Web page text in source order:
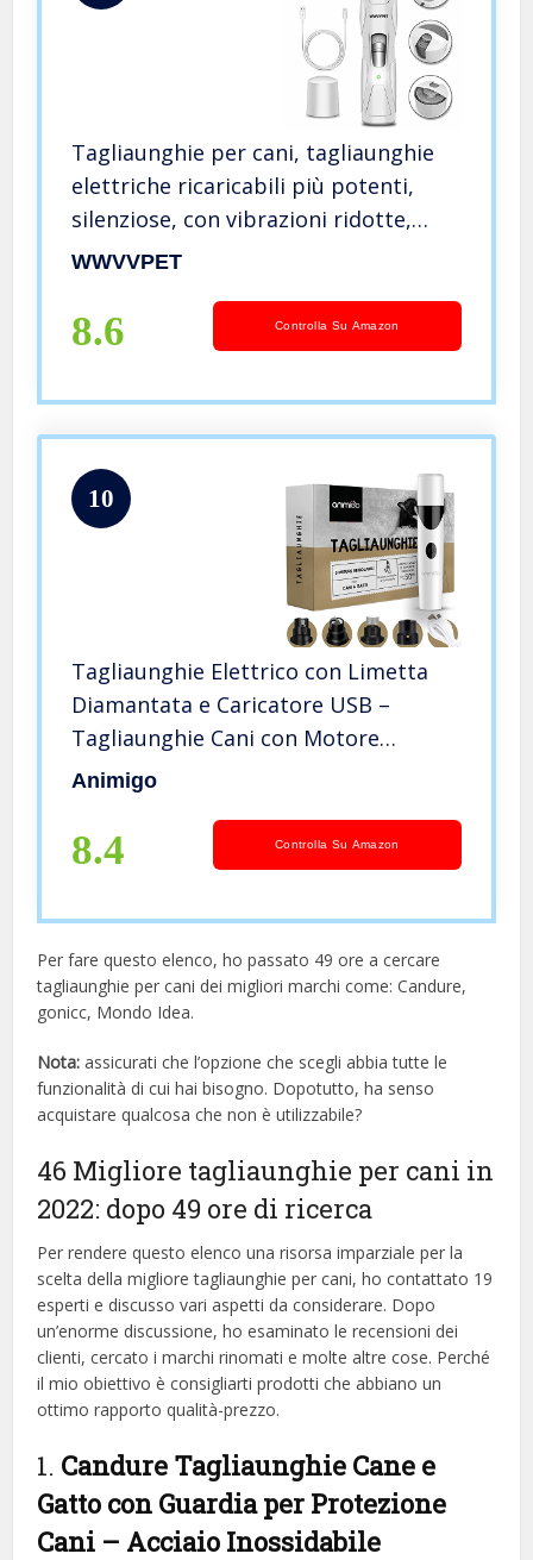
Tagliaunghie per cani, tagliaunghie
elettriche ricaricabili più potenti,
silenziose, con vibrazioni ridotte,
tagliaunghie indolori per cani / gatti /
WWVVPET
8.6 Controlla Su Amazon
10
Tagliaunghie Elettrico con Limetta
Diamantata e Caricatore USB –
Tagliaunghie Cani con Motore
Elettrico Due velocità – Tagliaunghie
Tagliaunghie Silenzioso e Portatile
Animigo
8.4 Controlla Su Amazon
Per fare questo elenco, ho passato 49 ore a cercare
tagliaunghie per cani dei migliori marchi come: Candure,
gonicc, Mondo Idea.
Nota: assicurati che l’opzione che scegli abbia tutte le
funzionalità di cui hai bisogno. Dopotutto, ha senso
acquistare qualcosa che non è utilizzabile?
46 Migliore tagliaunghie per cani in
2022: dopo 49 ore di ricerca
Per rendere questo elenco una risorsa imparziale per la
scelta della migliore tagliaunghie per cani, ​​ho contattato 19
esperti e discusso vari aspetti da considerare. Dopo
un’enorme discussione, ho esaminato le recensioni dei
clienti, cercato i marchi rinomati e molte altre cose. Perché
il mio obiettivo è consigliarti prodotti che abbiano un
ottimo rapporto qualità-prezzo.
1. Candure Tagliaunghie Cane e
Gatto con Guardia per Protezione
Cani – Acciaio Inossidabile